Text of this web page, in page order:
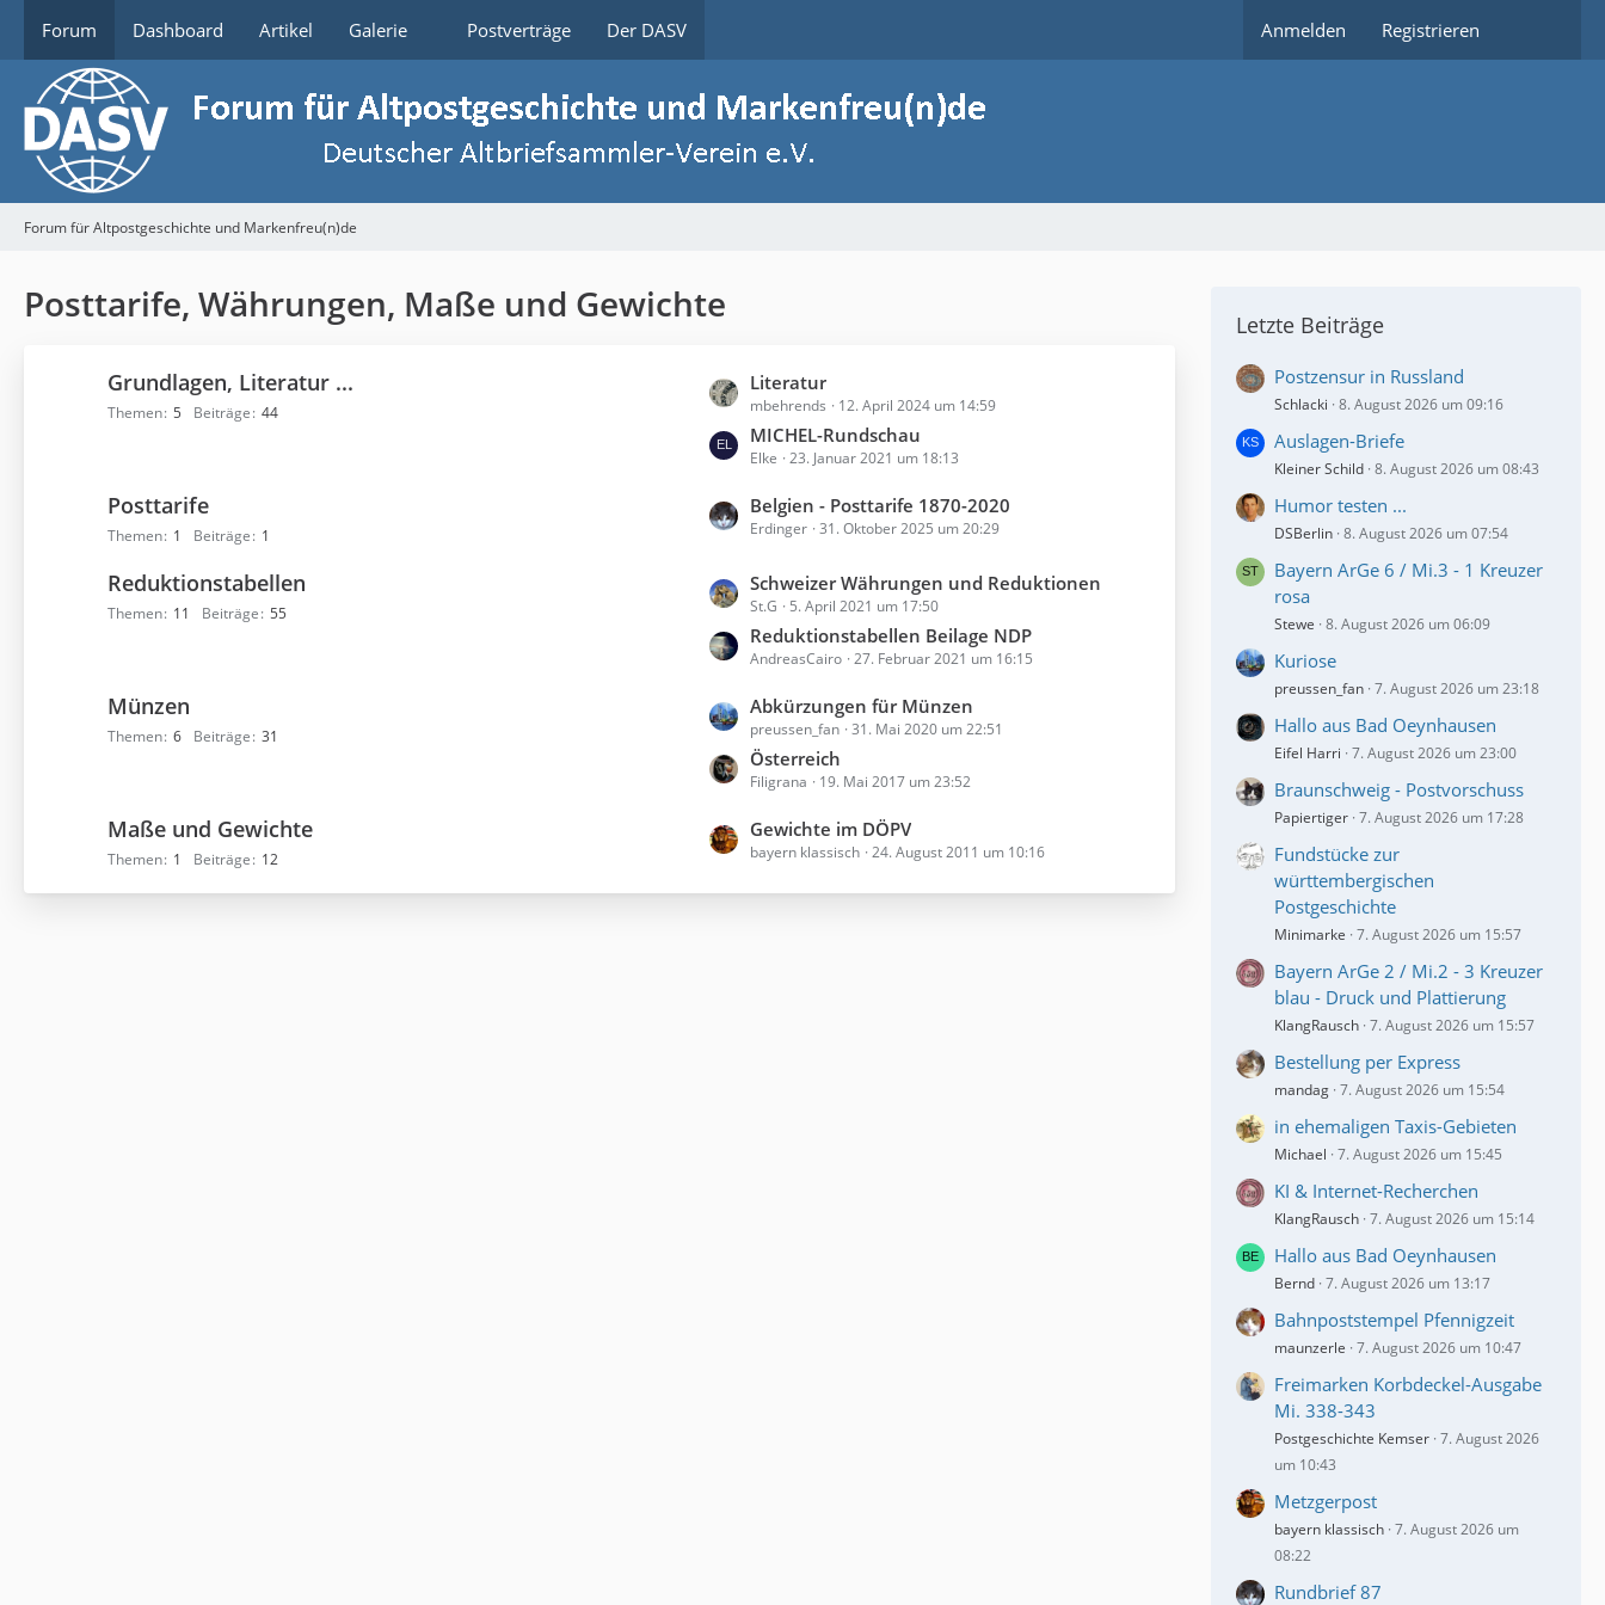
Forum Dashboard Artikel Galerie Postverträge Der DASV Anmelden Registrieren
Forum für Altpostgeschichte und Markenfreu(n)de
Posttarife, Währungen, Maße und Gewichte
Grundlagen, Literatur ...
Themen 5 Beiträge 44
L
e
t
z
e
i
r
g
e
Literatur
mbehrends 12. April 2024 um 14:59
MICHEL-Rundschau
Elke 23. Januar 2021 um 18:13
Posttarife
Themen 1 Beiträge 1
L
e
z
t
e
B
i
r
g
e
Belgien - Posttarife 1870-2020
Erdinger 31. Oktober 2025 um 20:29
Reduktionstabellen
Themen 11 Beiträge 55
L
e
t
z
e
e
r
g
Schweizer Währungen und Reduktionen
St.G 5. April 2021 um 17:50
Reduktionstabellen Beilage NDP
AndreasCairo 27. Februar 2021 um 16:15
Münzen
Themen 6 Beiträge 31
L
e
t
z
e
e
Abkürzungen für Münzen
preussen_fan 31. Mai 2020 um 22:51
Österreich
Filigrana 19. Mai 2017 um 23:52
Maße und Gewichte
Themen 1 Beiträge 12
L
e
Gewichte im DÖPV
bayern klassisch 24. August 2011 um 10:16
Letzte Beiträge
Postzensur in Russland
Schlacki 8. August 2026 um 09:16
Auslagen-Briefe
Kleiner Schild 8. August 2026 um 08:43
Humor testen ...
DSBerlin 8. August 2026 um 07:54
Bayern ArGe 6 / Mi.3 - 1 Kreuzer
rosa
Stewe 8. August 2026 um 06:09
Kuriose
preussen_fan 7. August 2026 um 23:18
Hallo aus Bad Oeynhausen
Eifel Harri 7. August 2026 um 23:00
Braunschweig - Postvorschuss
Papiertiger 7. August 2026 um 17:28
Fundstücke zur
württembergischen
Postgeschichte
Minimarke 7. August 2026 um 15:57
Bayern ArGe 2 / Mi.2 - 3 Kreuzer
blau - Druck und Plattierung
KlangRausch 7. August 2026 um 15:57
Bestellung per Express
mandag 7. August 2026 um 15:54
in ehemaligen Taxis-Gebieten
Michael 7. August 2026 um 15:45
KI & Internet-Recherchen
KlangRausch 7. August 2026 um 15:14
Hallo aus Bad Oeynhausen
Bernd 7. August 2026 um 13:17
Bahnpoststempel Pfennigzeit
maunzerle 7. August 2026 um 10:47
Freimarken Korbdeckel-Ausgabe
Mi. 338-343
Postgeschichte Kemser 7. August 2026
um 10:43
Metzgerpost
bayern klassisch 7. August 2026 um
08:22
Rundbrief 87